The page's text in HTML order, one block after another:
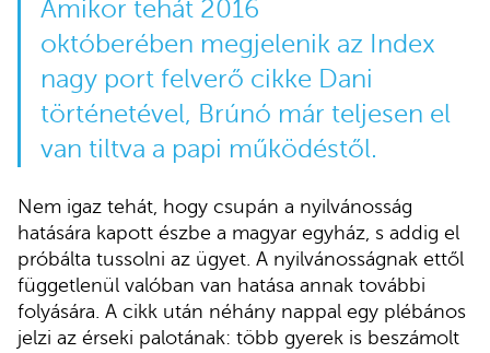
Amikor tehát 2016
októberében megjelenikaz Index
nagy port felverő cikke Dani
történetével, Brúnó már teljesen el
van tiltva a papi működéstől.
Nem igaz tehát, hogy csupán a nyilvánosság
hatására kapott észbe a magyar egyház, s addig el
próbálta tussolni az ügyet. A nyilvánosságnak ettől
függetlenül valóban van hatása annak további
folyására. A cikk után néhány nappal egy plébános
jelzi az érseki palotának: több gyerek is beszámolt